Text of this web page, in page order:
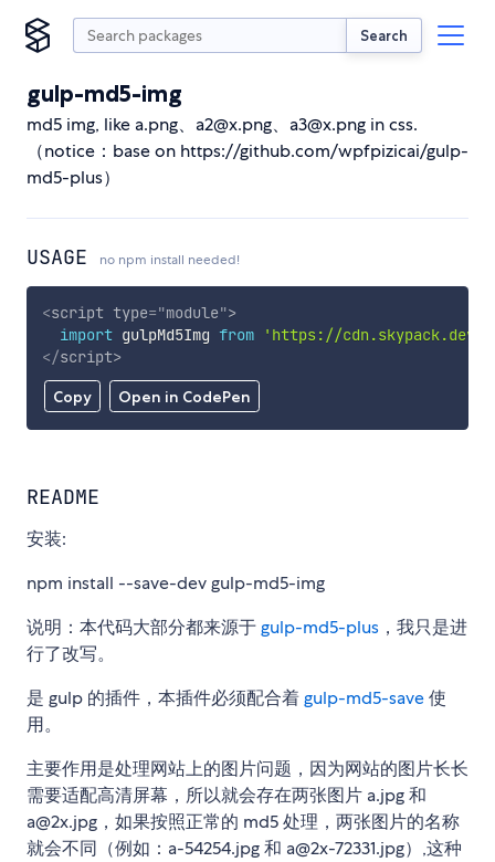
Search
gulp-md5-img
md5 img, like a.png、a2@x.png、a3@x.png in css.
（notice：base on https://github.com/wpfpizicai/gulp-
md5-plus）
USAGE no npm install needed!
Copy Open in CodePen
<script type="module">
import gulpMd5Img from
'https://cdn.skypack.dev/
</script>
README
安装:
npm install --save-dev gulp-md5-img
说明：本代码大部分都来源于gulp-md5-plus ，我只是进
行了改写。
是 gulp 的插件，本插件必须配合着gulp-md5-save使
用。
主要作用是处理网站上的图片问题，因为网站的图片长长
需要适配高清屏幕，所以就会存在两张图片 a.jpg 和
a@2x.jpg，如果按照正常的 md5 处理，两张图片的名称
就会不同（例如：a-54254.jpg 和 a@2x-72331.jpg）,这种